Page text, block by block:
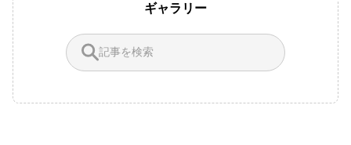
ギャラリー